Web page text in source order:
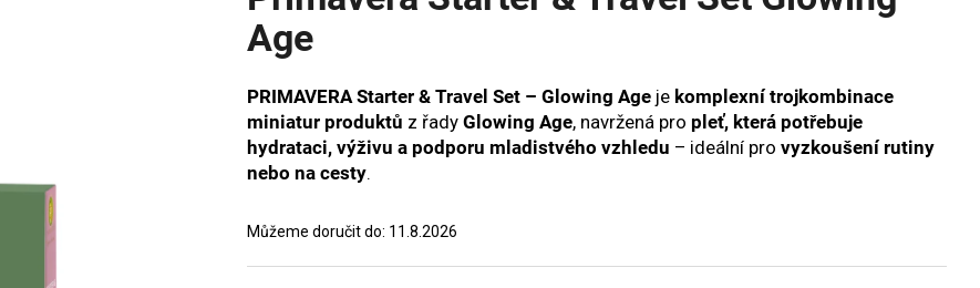
0,0
z
hvězdiček.
Age
PRIMAVERA Starter & Travel Set – Glowing Age je komplexní trojkombinace
miniatur produktů z řady Glowing Age, navržená pro pleť, která potřebuje
hydrataci, výživu a podporu mladistvého vzhledu – ideální pro vyzkoušení rutiny
nebo na cesty.
Můžeme doručit do: 11.8.2026
ACTIVE PLUMP AQUA
Kč
MANUCURIST ODLAKOVAČ GREEN™ &
ACTIVE - GENTLE REMOVER 50ML
200 Kč